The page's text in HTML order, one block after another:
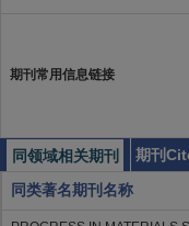
期刊常用信息链接
同领域相关期刊 期刊
同类著名期刊名称